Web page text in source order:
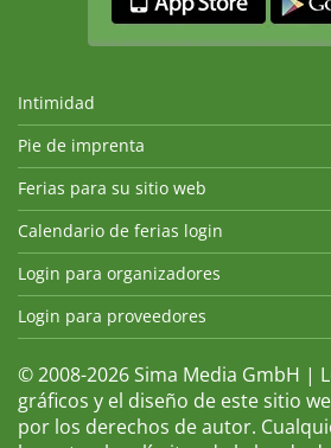
Intimidad
Pie de imprenta
Ferias para su sitio web
Calendario de ferias login
Login para organizadores
Login para proveedores
© 2008-2026 Sima Media GmbH |
gráficos y el diseño de este sitio
por los derechos de autor.